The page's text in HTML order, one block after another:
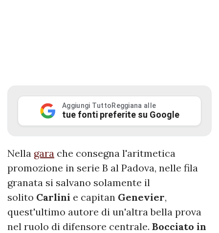
Aggiungi TuttoReggiana alle
tue fonti preferite su Google
Nella gara che consegna l'aritmetica
promozione in serie B al Padova, nelle fila
granata si salvano solamente il
solito Carlini e capitan Genevier,
quest'ultimo autore di un'altra bella prova
nel ruolo di difensore centrale. Bocciato in